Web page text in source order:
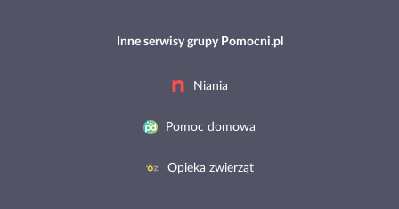
Inne serwisy grupy Pomocni.pl
Niania
Pomoc domowa
Opieka zwierząt